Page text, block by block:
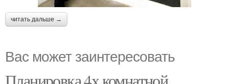
читать дальше →
Вас может заинтересовать